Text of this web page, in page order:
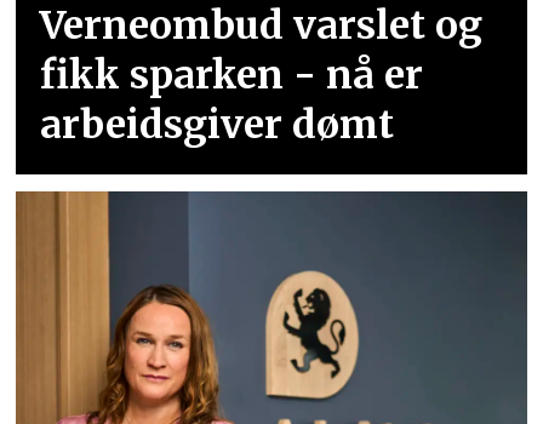
Verneombud varslet og
fikk sparken - nå er
arbeidsgiver dømt